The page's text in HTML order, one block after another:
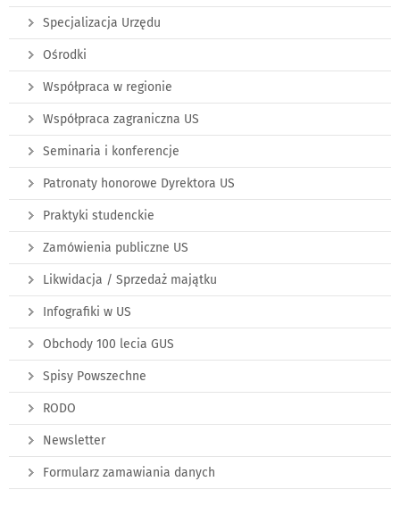
Specjalizacja Urzędu
Ośrodki
Współpraca w regionie
Współpraca zagraniczna US
Seminaria i konferencje
Patronaty honorowe Dyrektora US
Praktyki studenckie
Zamówienia publiczne US
Likwidacja / Sprzedaż majątku
Infografiki w US
Obchody 100 lecia GUS
Spisy Powszechne
RODO
Newsletter
Formularz zamawiania danych